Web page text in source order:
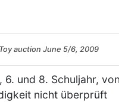
Toy auction June 5/6, 2009
und 8. Schuljahr,
nicht überprüft